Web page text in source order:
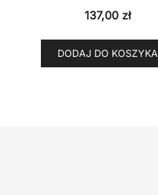
137,00 zł
DODAJ DO KOSZYKA